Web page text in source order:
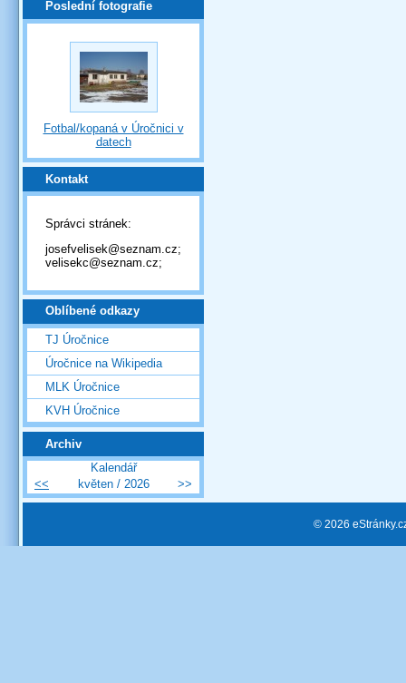
Poslední fotografie
Fotbal/kopaná v Úročnici v
datech
Kontakt
Správci stránek:
josefvelisek@seznam.cz;
velisekc@seznam.cz;
Oblíbené odkazy
TJ Úročnice
Úročnice na Wikipedia
MLK Úročnice
KVH Úročnice
Archiv
Kalendář
<<
květen / 2026 >>
© 2026